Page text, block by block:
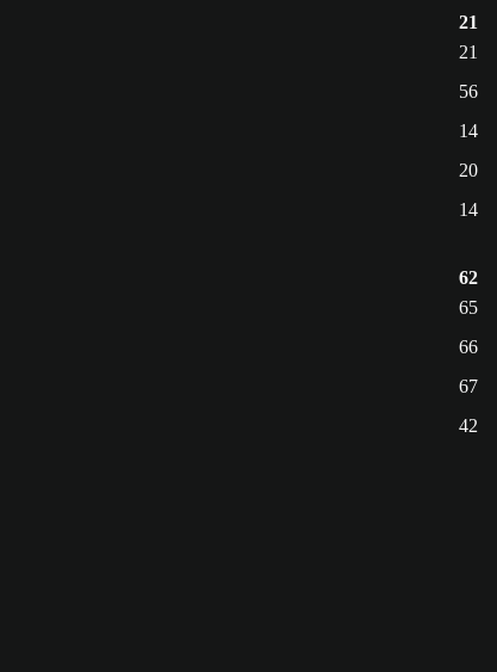
21
21
56
14
20
14
62
65
66
67
42